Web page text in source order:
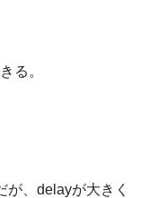
る。
、delayが大きく